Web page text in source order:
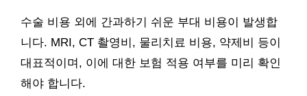
수술 비용 외에 간과하기 쉬운 부대 비용이 발생합
니다. MRI, CT 촬영비, 물리치료 비용, 약제비 등이
대표적이며, 이에 대한 보험 적용 여부를 미리 확인
해야 합니다.